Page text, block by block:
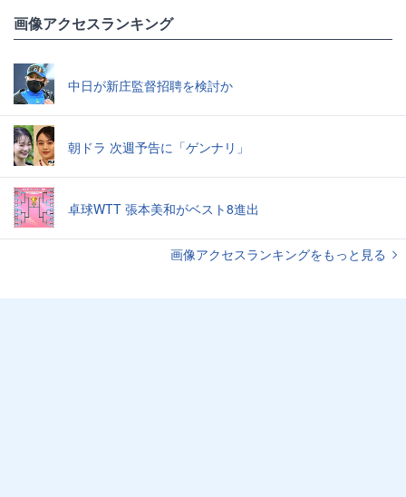
画像アクセスランキング
中日が新庄監督招聘を検討か
朝ドラ 次週予告に「ゲンナリ」
卓球WTT 張本美和がベスト8進出
画像アクセスランキングをもっと見る